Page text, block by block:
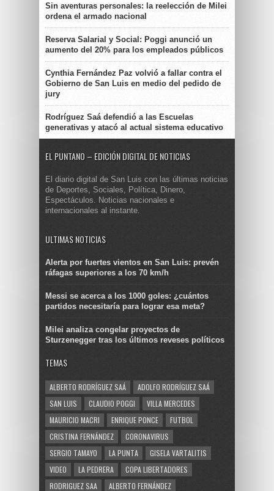
Sin aventuras personales: la reelección de Milei
ordena el armado nacional
Reserva Salarial y Social: Poggi anunció un
aumento del 20% para los empleados públicos
Cynthia Fernández Paz volvió a fallar contra el
Gobierno de San Luis en medio del pedido de
jury
Rodríguez Saá defendió a las Escuelas
generativas y atacó al actual sistema educativo
EL PUNTANO – EDICIÓN DIGITAL DE NOTICIAS
El diario digital de San Luis con las últimas noticias
de Deportes, Sociales, Política, Dinero,
Espectáculos. Noticias nacionales e
internacionales al instante.
ULTIMAS NOTICIAS
Alerta por fuertes vientos en San Luis: prevén
ráfagas superiores a los 70 km/h
Messi se acerca a los 1000 goles: ¿cuántos
partidos necesitaría para lograr esa meta?
Milei analiza congelar proyectos de
Sturzenegger tras los últimos reveses políticos
TEMAS
ALBERTO RODRÍGUEZ SAÁ
ADOLFO RODRÍGUEZ SAÁ
SAN LUIS
CLAUDIO POGGI
VILLA MERCEDES
MAURICIO MACRI
ENRIQUE PONCE
FUTBOL
CRISTINA FERNÁNDEZ
CORONAVIRUS
SERGIO TAMAYO
LA PUNTA
GISELA VARTALITIS
VIDEO
LA PEDRERA
COPA LIBERTADORES
RODRIGUEZ SAA
ALBERTO FERNÁNDEZ